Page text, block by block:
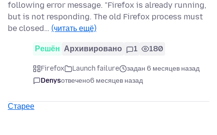
following error message. "Firefox is already running,
but is not responding. The old Firefox process must
be closed… (читать ещё)
Решён Архивировано 1 180
Firefox Launch failure
задан 6 месяцев назад
Denysотвечено6 месяцев назад
Старее